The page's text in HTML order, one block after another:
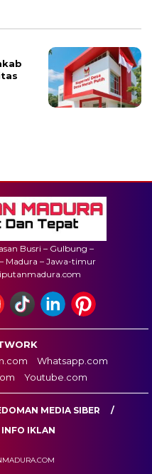
Busri – Gulbung –
Madura – Jawa-timur
Whatsapp.com
Youtube.com
MEDIA SIBER
INFO IKLAN